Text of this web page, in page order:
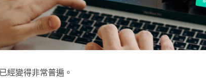
經變得非常普遍。